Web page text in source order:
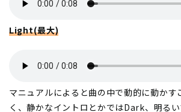
Light(最大)
マニュアルによると曲の中で動的に動かす
く、静かなイントロとかではDark、明る